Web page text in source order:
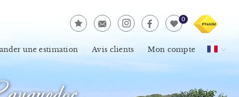
0
une estimation Avis clients Mon compte